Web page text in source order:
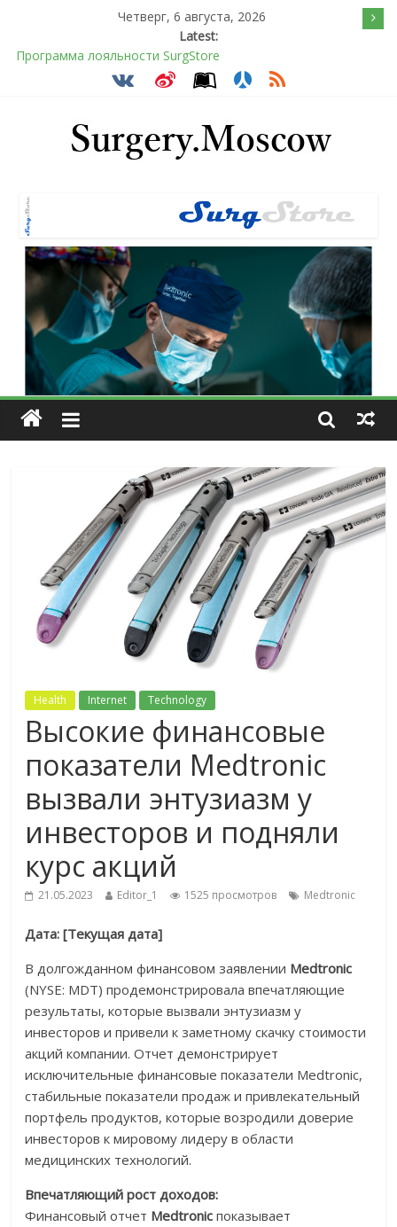
Четверг, 6 августа, 2026
Latest:
Программа лояльности SurgStore
Подсознательное желанием быть отверженным и
Барбированные нити в хирургии: принцип работы и
преимущества технологии
Health Internet Technology
Высокие финансовые
показатели Medtronic
вызвали энтузиазм у
инвесторов и подняли
курс акций
21.05.2023 Editor_1 1525 просмотров Medtronic
Дата: [Текущая дата]
В долгожданном финансовом заявлении Medtronic
(NYSE: MDT) продемонстрировала впечатляющие
результаты, которые вызвали энтузиазм у
инвесторов и привели к заметному скачку стоимости
акций компании. Отчет демонстрирует
исключительные финансовые показатели Medtronic,
стабильные показатели продаж и привлекательный
портфель продуктов, которые возродили доверие
инвесторов к мировому лидеру в области
медицинских технологий.
Впечатляющий рост доходов:
Финансовый отчет Medtronicпоказывает